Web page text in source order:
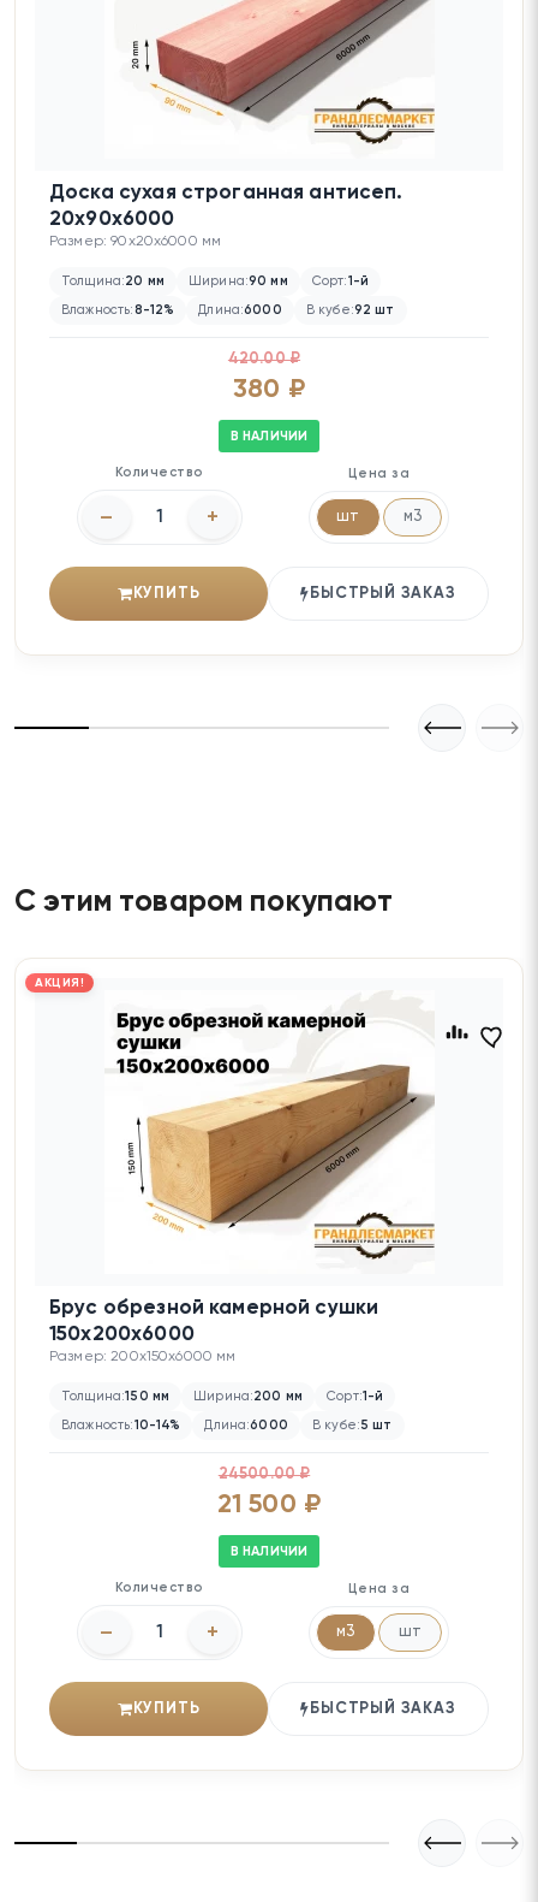
Доска сухая строганная антисеп.
20х90х6000
Размер: 90x20x6000 мм
Толщина:20 мм Ширина:90 мм Сорт:1-й
Влажность:8-12% Длина:6000 В кубе:92 шт
420.00 ₽
380 ₽
В НАЛИЧИИ
Количество
– +
Цена за
шт м3
КУПИТЬ БЫСТРЫЙ ЗАКАЗ
С этим товаром покупают
АКЦИЯ!
Брус обрезной камерной сушки
150х200х6000
Размер: 200x150x6000 мм
Толщина:150 мм Ширина:200 мм Сорт:1-й
Влажность:10-14% Длина:6000 В кубе:5 шт
24500.00 ₽
21 500 ₽
В НАЛИЧИИ
Количество
– +
Цена за
м3 шт
КУПИТЬ БЫСТРЫЙ ЗАКАЗ